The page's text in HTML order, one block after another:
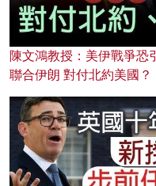
陳文鴻教授：美伊戰爭恐
聯合伊朗 對付北約美國？